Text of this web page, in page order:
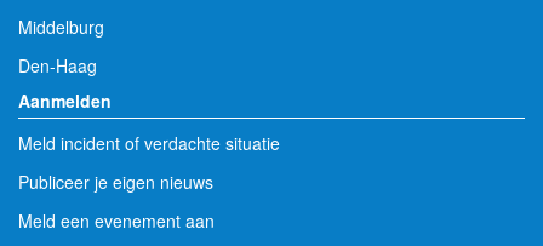
Middelburg
Den-Haag
Aanmelden
Meld incident of verdachte situatie
Publiceer je eigen nieuws
Meld een evenement aan